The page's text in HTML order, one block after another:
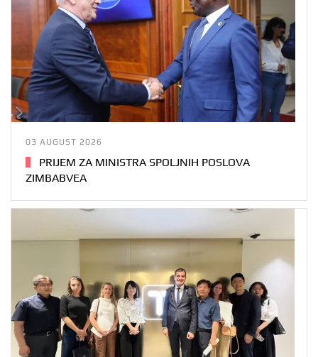
03 AUGUST 2026
PRIJEM ZA MINISTRA SPOLJNIH POSLOVA
ZIMBABVEA